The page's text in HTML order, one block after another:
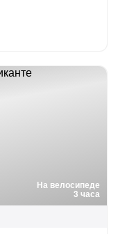
На велосипеде
3 часа